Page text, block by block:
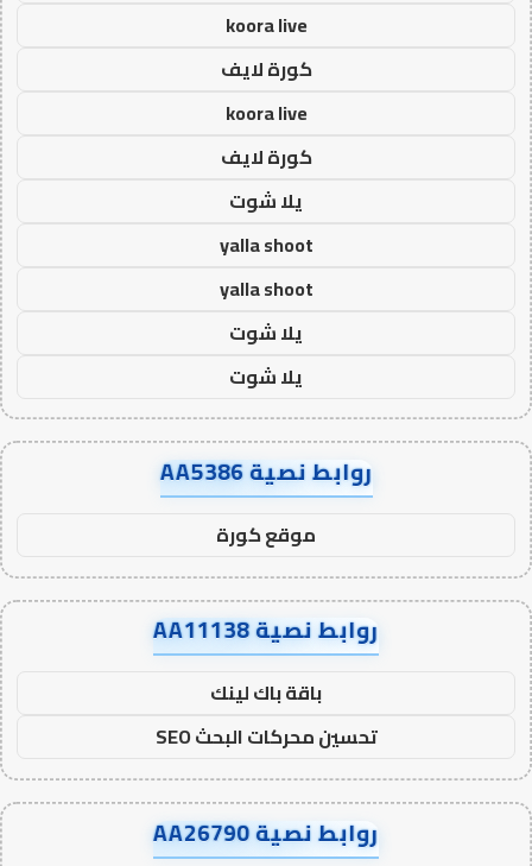
koora live
كورة لايف
koora live
كورة لايف
يلا شوت
yalla shoot
yalla shoot
يلا شوت
يلا شوت
روابط نصية AA5386
موقع كورة
روابط نصية AA11138
باقة باك لينك
تحسين محركات البحث SEO
روابط نصية AA26790